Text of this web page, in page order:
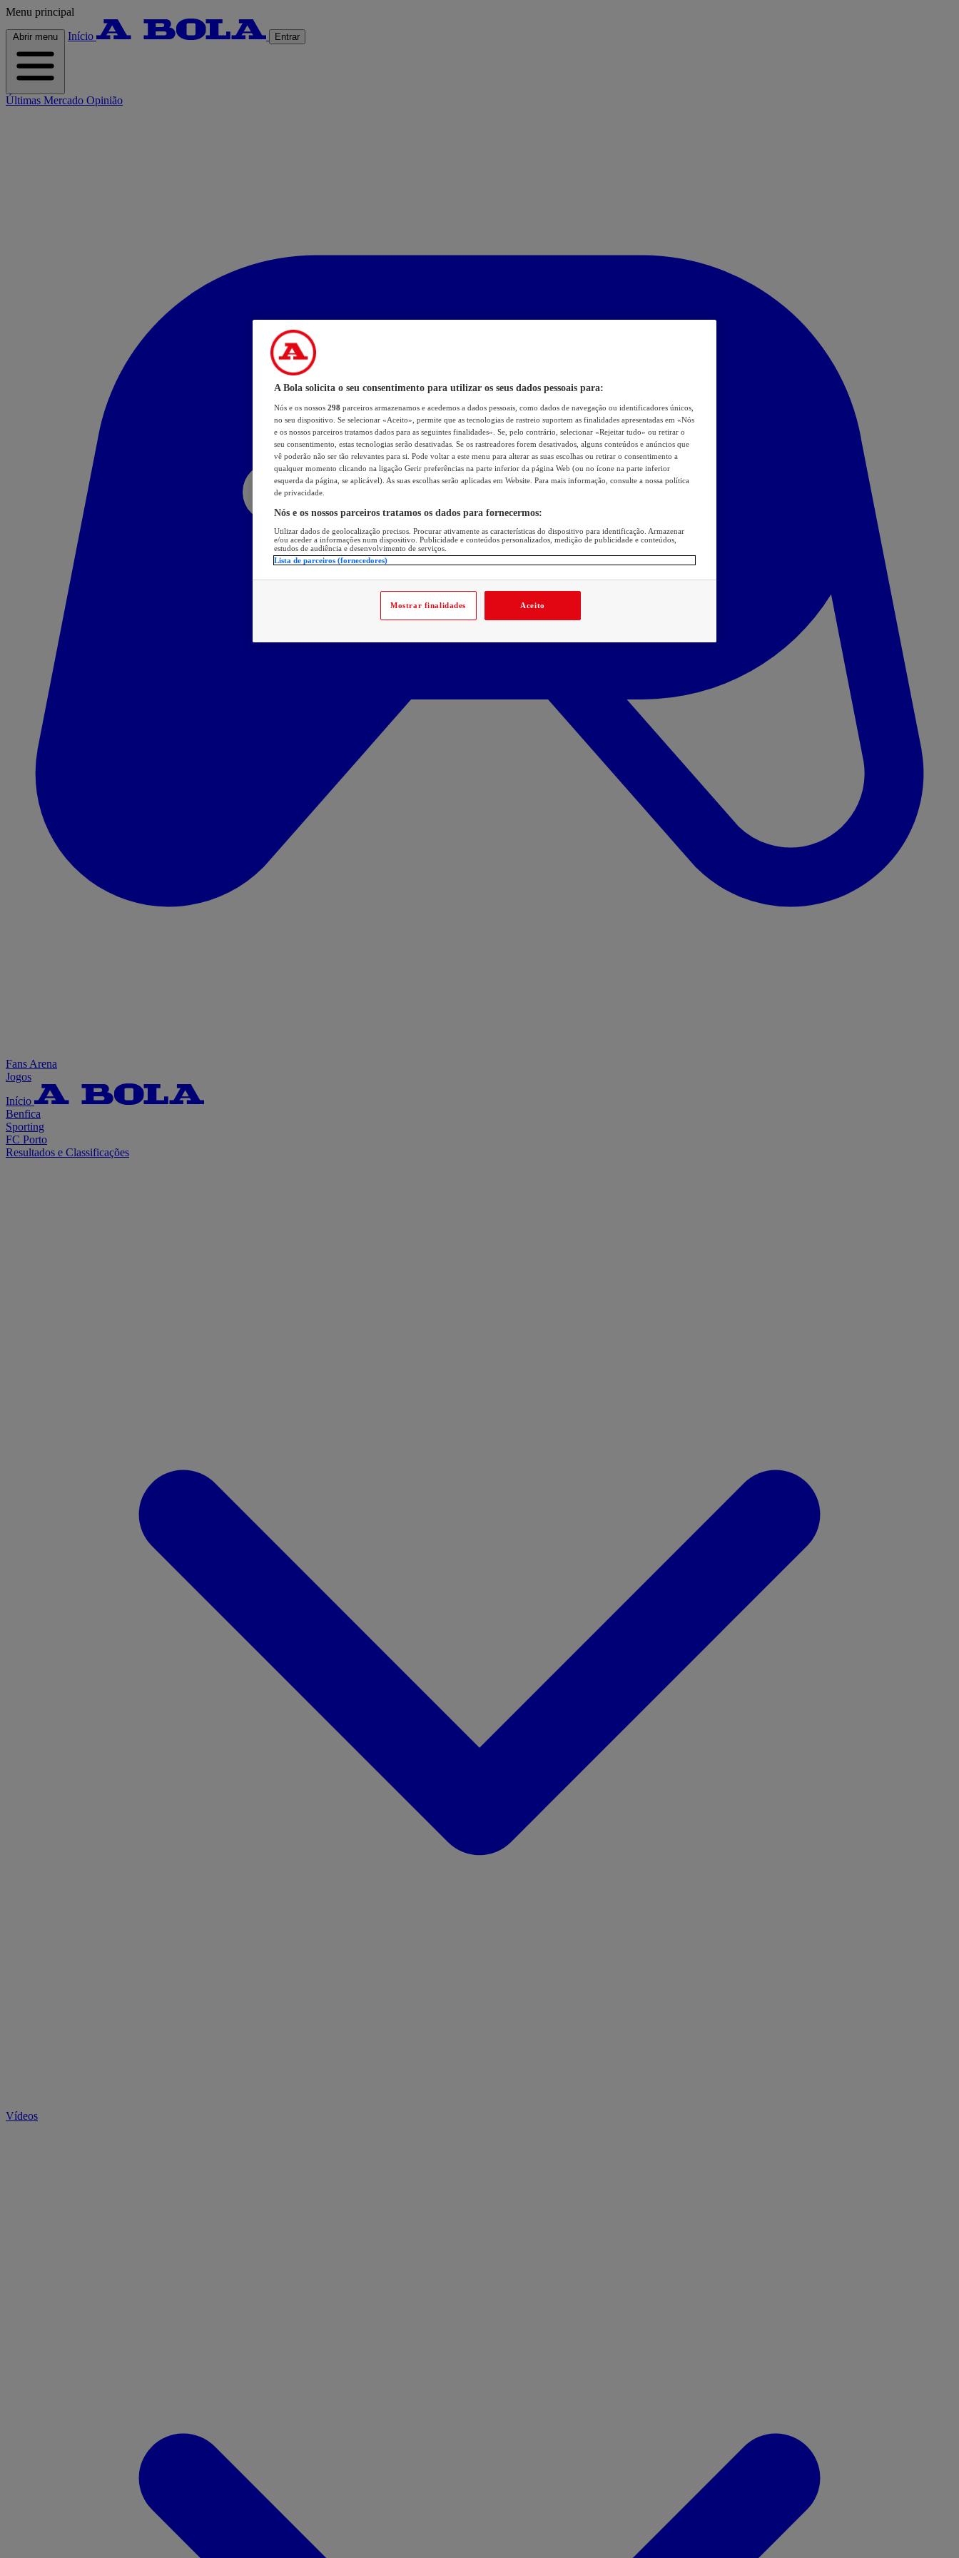
Menu principal
Abrir menu Início Entrar
Últimas Mercado Opinião
Fans Arena
Jogos
Início
Benfica
Sporting
FC Porto
Resultados e Classificações
Vídeos
A Bola solicita o seu consentimento para utilizar os seus dados pessoais para:
Nós e os nossos 298 parceiros armazenamos e acedemos a dados pessoais, como dados de navegação ou identificadores únicos,
no seu dispositivo. Se selecionar «Aceito», permite que as tecnologias de rastreio suportem as finalidades apresentadas em «Nós
e os nossos parceiros tratamos dados para as seguintes finalidades». Se, pelo contrário, selecionar «Rejeitar tudo» ou retirar o
seu consentimento, estas tecnologias serão desativadas. Se os rastreadores forem desativados, alguns conteúdos e anúncios que
vê poderão não ser tão relevantes para si. Pode voltar a este menu para alterar as suas escolhas ou retirar o consentimento a
qualquer momento clicando na ligação Gerir preferências na parte inferior da página Web (ou no ícone na parte inferior
esquerda da página, se aplicável). As suas escolhas serão aplicadas em Website. Para mais informação, consulte a nossa política
de privacidade.
Nós e os nossos parceiros tratamos os dados para fornecermos:
Utilizar dados de geolocalização precisos. Procurar ativamente as características do dispositivo para identificação. Armazenar
e/ou aceder a informações num dispositivo. Publicidade e conteúdos personalizados, medição de publicidade e conteúdos,
estudos de audiência e desenvolvimento de serviços.
Lista de parceiros (fornecedores)
Mostrar finalidades Aceito